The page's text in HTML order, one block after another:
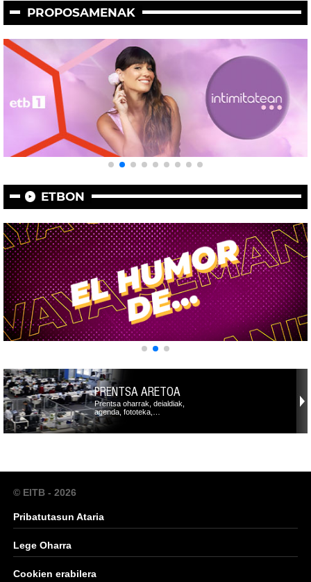
PROPOSAMENAK
ETBON
PRENTSA ARETOA
Prentsa oharrak, deialdiak,
agenda, fototeka,…
© EITB - 2026
Pribatutasun Ataria
Lege Oharra
Cookien erabilera